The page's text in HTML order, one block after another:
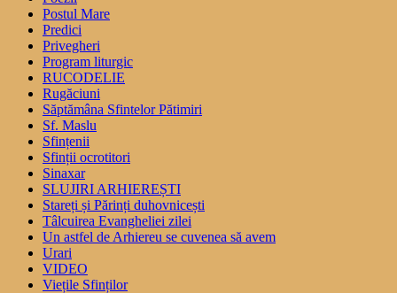
Postul Mare
Predici
Privegheri
Program liturgic
RUCODELIE
Rugăciuni
Săptămâna Sfintelor Pătimiri
Sf. Maslu
Sfințenii
Sfinții ocrotitori
Sinaxar
SLUJIRI ARHIEREȘTI
Stareți și Părinți duhovnicești
Tâlcuirea Evangheliei zilei
Un astfel de Arhiereu se cuvenea să avem
Urari
VIDEO
Viețile Sfinților